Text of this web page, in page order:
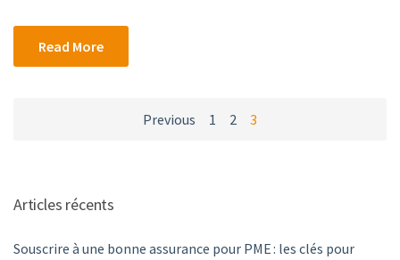
Read More
Previous 1 2 3
Articles récents
Souscrire à une bonne assurance pour PME : les clés pour